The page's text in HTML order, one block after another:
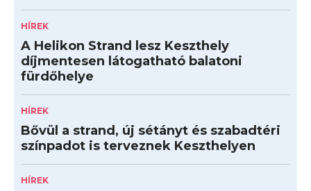
HÍREK
A Helikon Strand lesz Keszthely
díjmentesen látogatható balatoni
fürdőhelye
HÍREK
Bővül a strand, új sétányt és szabadtéri
színpadot is terveznek Keszthelyen
HÍREK